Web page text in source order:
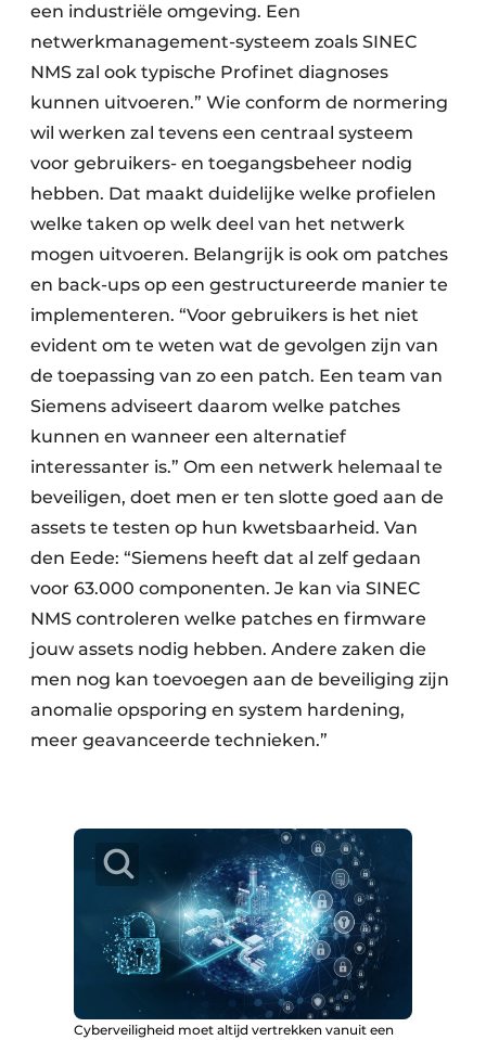
een industriële omgeving. Een
netwerkmanagement-systeem zoals SINEC
NMS zal ook typische Profinet diagnoses
kunnen uitvoeren.” Wie conform de normering
wil werken zal tevens een centraal systeem
voor gebruikers- en toegangsbeheer nodig
hebben. Dat maakt duidelijke welke profielen
welke taken op welk deel van het netwerk
mogen uitvoeren. Belangrijk is ook om patches
en back-ups op een gestructureerde manier te
implementeren. “Voor gebruikers is het niet
evident om te weten wat de gevolgen zijn van
de toepassing van zo een patch. Een team van
Siemens adviseert daarom welke patches
kunnen en wanneer een alternatief
interessanter is.” Om een netwerk helemaal te
beveiligen, doet men er ten slotte goed aan de
assets te testen op hun kwetsbaarheid. Van
den Eede: “Siemens heeft dat al zelf gedaan
voor 63.000 componenten. Je kan via SINEC
NMS controleren welke patches en firmware
jouw assets nodig hebben. Andere zaken die
men nog kan toevoegen aan de beveiliging zijn
anomalie opsporing en system hardening,
meer geavanceerde technieken.”
Cyberveiligheid moet altijd vertrekken vanuit een